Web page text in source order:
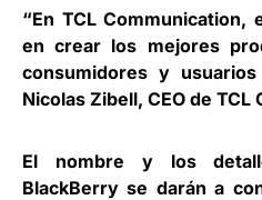
“En TCL Communication,
en crear los mejores
consumidores y
Nicolas Zibell, CEO de
El nombre y los
BlackBerry se darán a